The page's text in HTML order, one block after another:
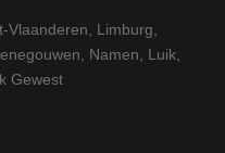
Vlaanderen Limburg
Namen Luik
Gewest